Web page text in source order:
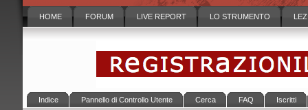
HOME FORUM LIVE REPORT LO STRUMENTO
Indice Pannello di Controllo Utente Cerca FAQ Iscritti